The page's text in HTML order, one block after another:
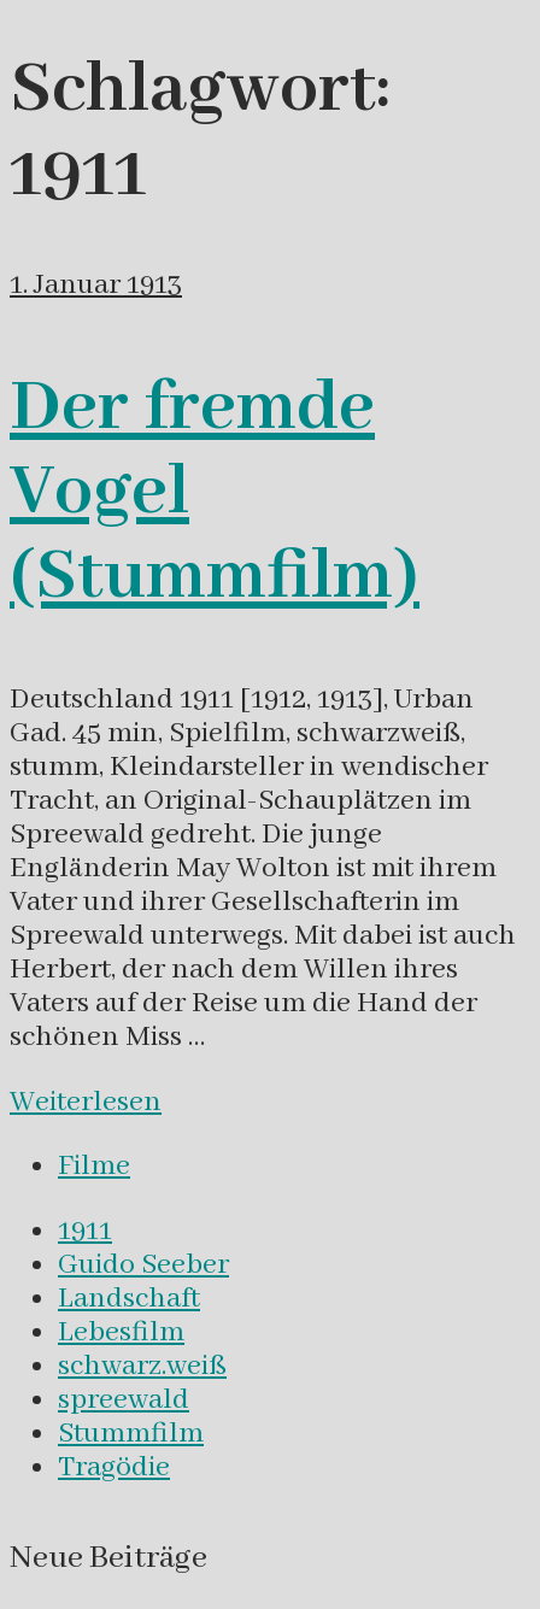
Schlagwort:
1911
1. Januar 1913
Der fremde
Vogel
(Stummfilm)
Deutschland 1911 [1912, 1913], Urban
Gad. 45 min, Spielfilm, schwarzweiß,
stumm, Kleindarsteller in wendischer
Tracht, an Original-Schauplätzen im
Spreewald gedreht. Die junge
Engländerin May Wolton ist mit ihrem
Vater und ihrer Gesellschafterin im
Spreewald unterwegs. Mit dabei ist auch
Herbert, der nach dem Willen ihres
Vaters auf der Reise um die Hand der
schönen Miss …
Weiterlesen
Filme
1911
Guido Seeber
Landschaft
Lebesfilm
schwarz.weiß
spreewald
Stummfilm
Tragödie
Neue Beiträge